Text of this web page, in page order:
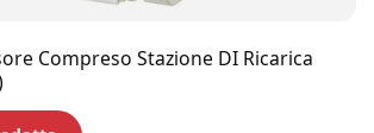
Compreso Stazione DI Ricarica